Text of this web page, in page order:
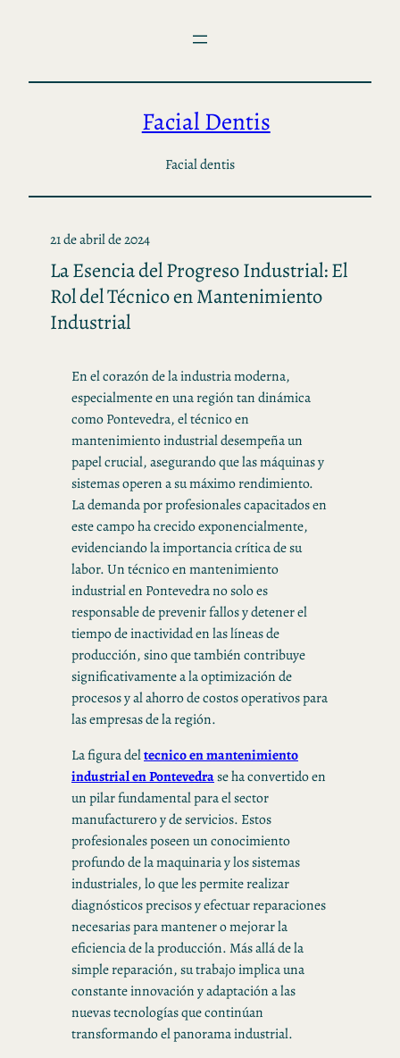
Facial Dentis
Facial dentis
21 de abril de 2024
La Esencia del Progreso Industrial: El
Rol del Técnico en Mantenimiento
Industrial
En el corazón de la industria moderna,
especialmente en una región tan dinámica
como Pontevedra, el técnico en
mantenimiento industrial desempeña un
papel crucial, asegurando que las máquinas y
sistemas operen a su máximo rendimiento.
La demanda por profesionales capacitados en
este campo ha crecido exponencialmente,
evidenciando la importancia crítica de su
labor. Un técnico en mantenimiento
industrial en Pontevedra no solo es
responsable de prevenir fallos y detener el
tiempo de inactividad en las líneas de
producción, sino que también contribuye
significativamente a la optimización de
procesos y al ahorro de costos operativos para
las empresas de la región.
La figura deltecnico en mantenimiento
industrial en Pontevedrase ha convertido en
un pilar fundamental para el sector
manufacturero y de servicios. Estos
profesionales poseen un conocimiento
profundo de la maquinaria y los sistemas
industriales, lo que les permite realizar
diagnósticos precisos y efectuar reparaciones
necesarias para mantener o mejorar la
eficiencia de la producción. Más allá de la
simple reparación, su trabajo implica una
constante innovación y adaptación a las
nuevas tecnologías que continúan
transformando el panorama industrial.